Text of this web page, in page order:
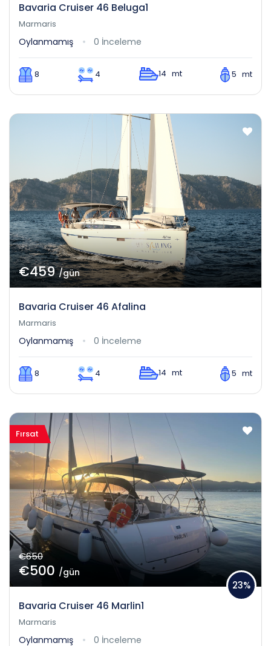
Bavaria Cruiser 46 Beluga1
Marmaris
Oylanmamış 0 İnceleme
8 4 14 mt 5 mt
€459/gün
Bavaria Cruiser 46 Afalina
Marmaris
Oylanmamış 0 İnceleme
8 4 14 mt 5 mt
Fırsat
€650
€500 /gün
Bavaria Cruiser 46 Marlin1
23%
Marmaris
Oylanmamış 0 İnceleme